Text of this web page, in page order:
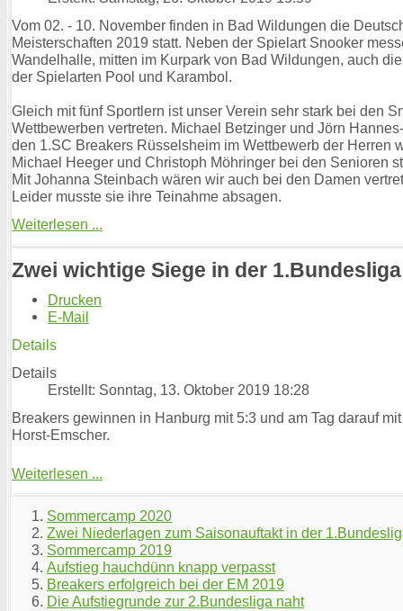
Vom 02. - 10. November finden in Bad Wildungen die
Meisterschaften 2019 statt. Neben der Spielart Snooker
Wandelhalle, mitten im Kurpark von Bad Wildungen, auch
der Spielarten Pool und Karambol.
Gleich mit fünf Sportlern ist unser Verein sehr stark bei den
Wettbewerben vertreten. Michael Betzinger und Jörn
den 1.SC Breakers Rüsselsheim im Wettbewerb der Herren
Michael Heeger und Christoph Möhringer bei den Senioren
Mit Johanna Steinbach wären wir auch bei den Damen
Leider musste sie ihre Teinahme absagen.
Weiterlesen ...
Zwei wichtige Siege in der 1.Bundesliga
Drucken
E-Mail
Details
Details
Erstellt: Sonntag, 13. Oktober 2019 18:28
Breakers gewinnen in Hanburg mit 5:3 und am Tag darauf
Horst-Emscher.
Weiterlesen ...
Sommercamp 2020
Zwei Niederlagen zum Saisonauftakt in der
Sommercamp 2019
Aufstieg hauchdünn knapp verpasst
Breakers erfolgreich bei der EM 2019
Die Aufstiegrunde zur 2.Bundesliga naht